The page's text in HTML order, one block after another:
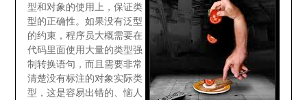
型和对象的使用上，保证类
型的正确性。如果没有泛型
的约束，程序员大概需要在
代码里面使用大量的类型强
制转换语句，而且需要非常
清楚没有标注的对象实际类
型，这是容易出错的、恼人